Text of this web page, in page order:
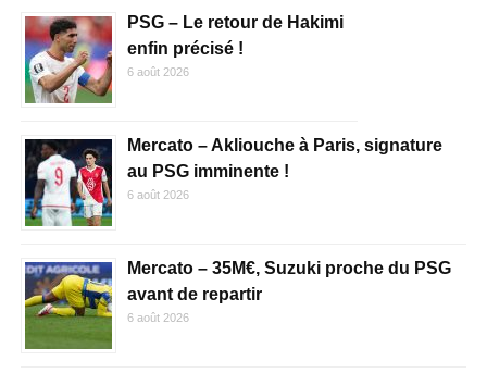
PSG – Le retour de Hakimi
enfin précisé !
6 août 2026
Mercato – Akliouche à Paris, signature
au PSG imminente !
6 août 2026
Mercato – 35M€, Suzuki proche du PSG
avant de repartir
6 août 2026